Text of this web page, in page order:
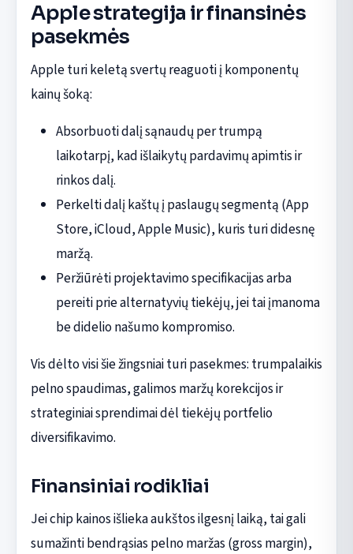
Apple strategija ir finansinės
pasekmės
Apple turi keletą svertų reaguoti į komponentų
kainų šoką:
Absorbuoti dalį sąnaudų per trumpą
laikotarpį, kad išlaikytų pardavimų apimtis ir
rinkos dalį.
Perkelti dalį kaštų į paslaugų segmentą (App
Store, iCloud, Apple Music), kuris turi didesnę
maržą.
Peržiūrėti projektavimo specifikacijas arba
pereiti prie alternatyvių tiekėjų, jei tai įmanoma
be didelio našumo kompromiso.
Vis dėlto visi šie žingsniai turi pasekmes: trumpalaikis
pelno spaudimas, galimos maržų korekcijos ir
strateginiai sprendimai dėl tiekėjų portfelio
diversifikavimo.
Finansiniai rodikliai
Jei chip kainos išlieka aukštos ilgesnį laiką, tai gali
sumažinti bendrąsias pelno maržas (gross margin),